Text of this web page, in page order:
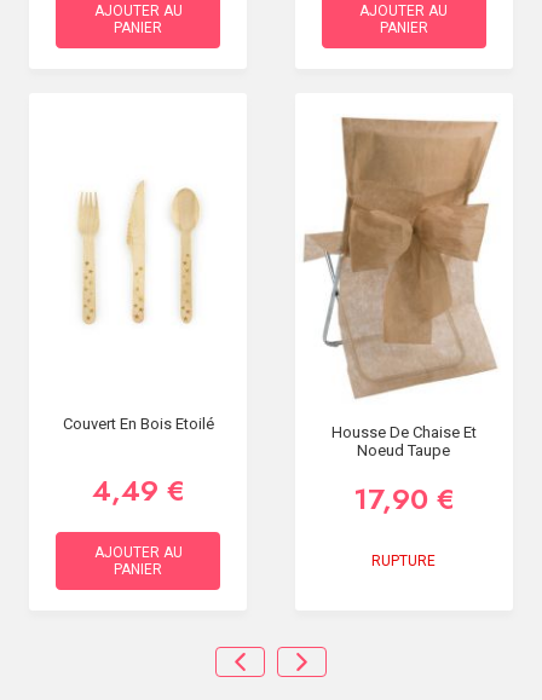
AJOUTER AU
PANIER
AJOUTER AU
PANIER
Couvert En Bois Etoilé
4,49 €
AJOUTER AU
PANIER
Housse De Chaise Et
Noeud Taupe
17,90 €
RUPTURE